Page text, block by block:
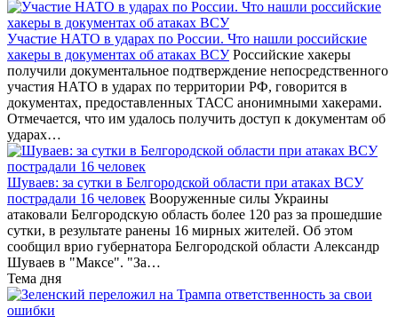
Участие НАТО в ударах по России. Что нашли российские
хакеры в документах об атаках ВСУРоссийские хакеры
получили документальное подтверждение непосредственного
участия НАТО в ударах по территории РФ, говорится в
документах, предоставленных ТАСС анонимными хакерами.
Отмечается, что им удалось получить доступ к документам об
ударах…
Шуваев: за сутки в Белгородской области при атаках ВСУ
пострадали 16 человек Вооруженные силы Украины
атаковали Белгородскую область более 120 раз за прошедшие
сутки, в результате ранены 16 мирных жителей. Об этом
сообщил врио губернатора Белгородской области Александр
Шуваев в "Максе". "За…
Тема дня